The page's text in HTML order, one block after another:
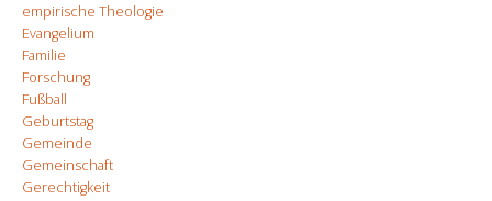
empirische Theologie
Evangelium
Familie
Forschung
Fußball
Geburtstag
Gemeinde
Gemeinschaft
Gerechtigkeit